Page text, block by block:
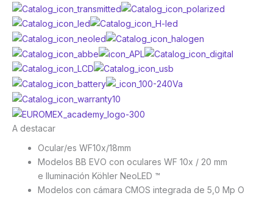
A destacar
Ocular/es WF10x/18mm
Modelos BB EVO con oculares WF 10x / 20 mm
e Iluminación Köhler NeoLED ™
Modelos con cámara CMOS integrada de 5,0 Mp O